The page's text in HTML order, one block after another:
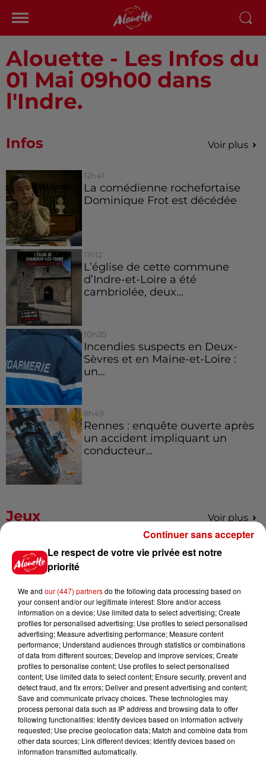
Alouette - Les Infos du
01 Mai 09h00 dans
l'Indre.
Infos Voir plus
12h41
La comédienne rochefortaise
Dominique Frot est décédée
11h12
L’église de cette commune
d’Indre-et-Loire a été
cambriolée, deux...
10h20
Incendies suspects en Deux-
Sèvres et en Maine-et-Loire :
un...
8h49
Rennes : enquête ouverte après
un accident impliquant un
conducteur...
Jeux Voir plus
Gagnez vos places pour le
festival Marché Gourmand 2026
Le Duel - Gagnez vos entrées
pour l'un des zoos de nos
régions !
Destination Vacances - Gagnez
votre séjour en famille au cœur
de la...
Le respect de votre vie privée est notre
priorité
We and our (447) partnersdo the following data processing based on
your consent and/or our legitimate interest: Store and/or access
information on a device; Use limited data to select advertising; Create
profiles for personalised advertising; Use profiles to select personalised
advertising; Measure advertising performance; Measure content
performance; Understand audiences through statistics or combinations
of data from different sources; Develop and improve services; Create
profiles to personalise content; Use profiles to select personalised
content; Use limited data to select content; Ensure security, prevent and
detect fraud, and fix errors; Deliver and present advertising and content;
Save and communicate privacy choices. These technologies may
process personal data such as IP address and browsing data to offer
following functionalities: Identify devices based on information actively
requested; Use precise geolocation data; Match and combine data from
other data sources; Link different devices; Identify devices based on
information transmitted automatically.
Continuer sans accepter